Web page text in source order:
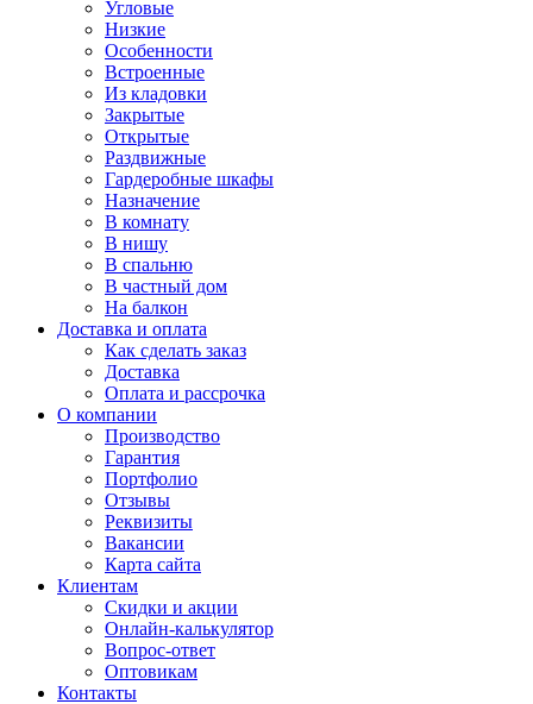
Угловые
Низкие
Особенности
Встроенные
Из кладовки
Закрытые
Открытые
Раздвижные
Гардеробные шкафы
Назначение
В комнату
В нишу
В спальню
В частный дом
На балкон
Доставка и оплата
Как сделать заказ
Доставка
Оплата и рассрочка
О компании
Производство
Гарантия
Портфолио
Отзывы
Реквизиты
Вакансии
Карта сайта
Клиентам
Скидки и акции
Онлайн-калькулятор
Вопрос-ответ
Оптовикам
Контакты